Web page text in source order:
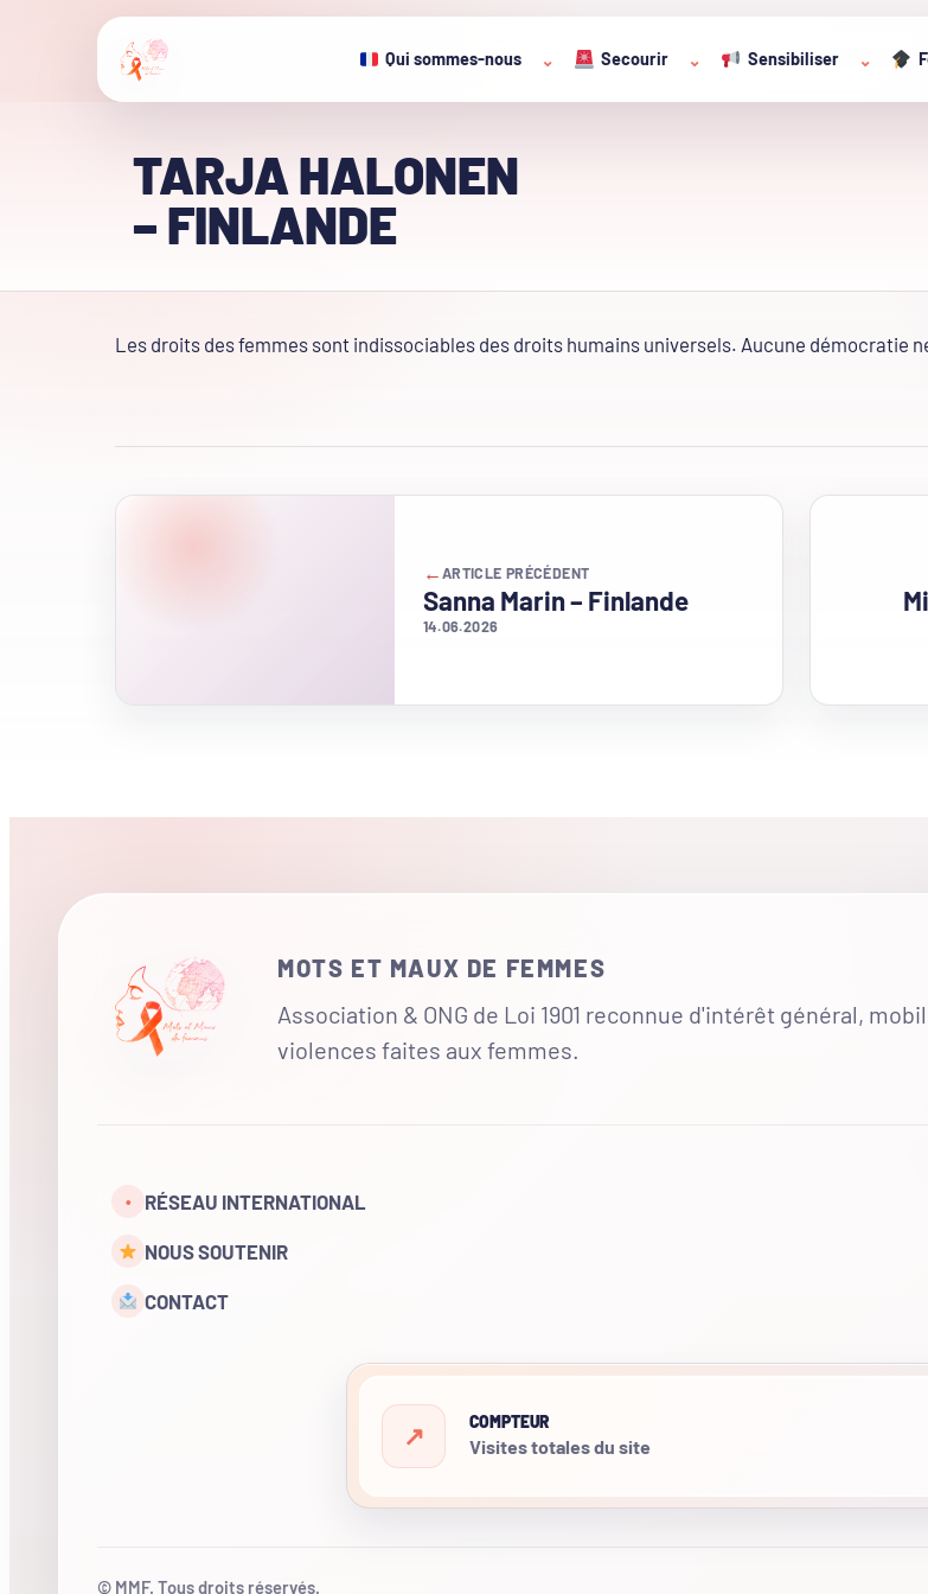
Qui sommes-nous ⌄ Secourir ⌄ Sensibiliser ⌄
TARJA HALONEN
– FINLANDE
Les droits des femmes sont indissociables des droits humains universels. Aucune démocratie
← ARTICLE PRÉCÉDENT
Sanna Marin – Finlande
14.06.2026
MOTS ET MAUX DE FEMMES
Association & ONG de Loi 1901 reconnue d'intérêt général,
violences faites aux femmes.
• RÉSEAU INTERNATIONAL
NOUS SOUTENIR
CONTACT
COMPTEUR
Visites totales du site
© MMF. Tous droits réservés.